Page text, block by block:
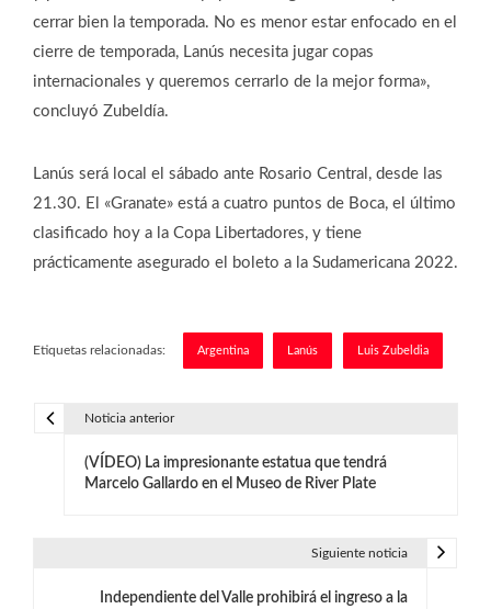
cerrar bien la temporada. No es menor estar enfocado en el
cierre de temporada, Lanús necesita jugar copas
internacionales y queremos cerrarlo de la mejor forma»,
concluyó Zubeldía.
Lanús será local el sábado ante Rosario Central, desde las
21.30. El «Granate» está a cuatro puntos de Boca, el último
clasificado hoy a la Copa Libertadores, y tiene
prácticamente asegurado el boleto a la Sudamericana 2022.
Etiquetas relacionadas: Argentina Lanús Luis Zubeldia
Noticia anterior
(VÍDEO) La impresionante estatua que tendrá
Marcelo Gallardo en el Museo de River Plate
Siguiente noticia
Independiente del Valle prohibirá el ingreso a la